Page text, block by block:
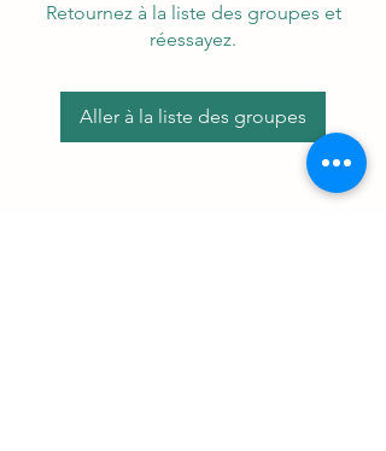
Retournez à la liste des groupes et
réessayez.
Aller à la liste des groupes